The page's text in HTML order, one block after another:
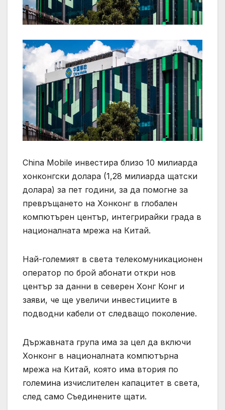
China Mobile инвестира близо 10 милиарда
хонконгски долара (1,28 милиарда щатски
долара) за пет години, за да помогне за
превръщането на Хонконг в глобален
компютърен център, интегрирайки града в
националната мрежа на Китай.
Най-големият в света телекомуникационен
оператор по брой абонати откри нов
център за данни в северен Хонг Конг и
заяви, че ще увеличи инвестициите в
подводни кабели от следващо поколение.
Държавната група има за цел да включи
Хонконг в националната компютърна
мрежа на Китай, която има втория по
големина изчислителен капацитет в света,
след само Съединените щати.